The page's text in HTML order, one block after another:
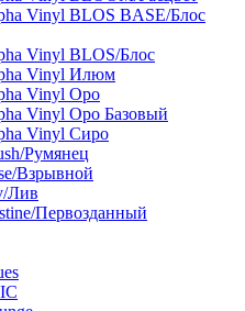
Vinyl BLOS BASE/Блос
Vinyl BLOS/Блос
Vinyl Илюм
Vinyl Оро
Vinyl Оро Базовый
Vinyl Сиро
Румянец
Взрывной
Лив
Первозданный